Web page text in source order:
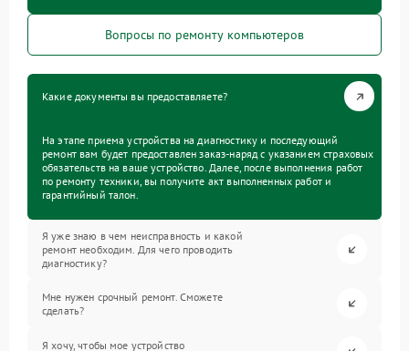
Вопросы по ремонту компьютеров
Какие документы вы предоставляете?
На этапе приема устройства на диагностику и последующий
ремонт вам будет предоставлен заказ-наряд с указанием страховых
обязательств на ваше устройство. Далее, после выполнения работ
по ремонту техники, вы получите акт выполненных работ и
гарантийный талон.
Я уже знаю в чем неисправность и какой
ремонт необходим. Для чего проводить
диагностику?
Мне нужен срочный ремонт. Сможете
сделать?
Я хочу, чтобы мое устройство